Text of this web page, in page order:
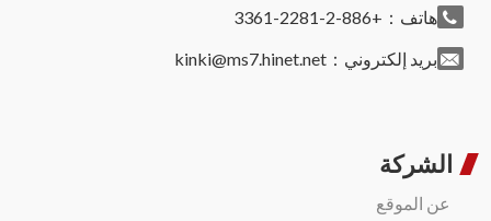
هاتف：+886-2-2281-3361
بريد إلكتروني：kinki@ms7.hinet.net
الشركة
عن الموقع